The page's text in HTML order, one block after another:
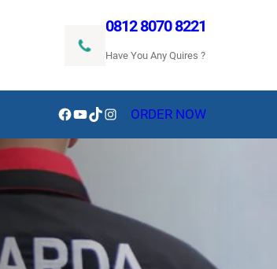
0812 8070 8221
Have You Any Quires ?
Facebook
YouTube
TikTokInstagramORDER NOW